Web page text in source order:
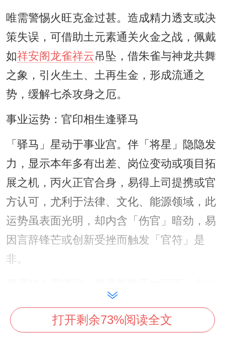
唯需警惕火旺克金过甚。造成精力透支或决
策失误，可借助土元素通关火金之战，佩戴
如祥安阁龙雀祥云吊坠，借朱雀与神龙共舞
之象，引火生土、土再生金，形成流通之
势，缓解七杀攻身之厄。
事业运势：官印相生逢驿马
「驿马」星动于事业宫。伴「将星」隐隐发
力，显示本年多有出差、岗位变动或项目拓
展之机，丙火正官合身，易得上司提携或官
方认可，尤利于法律、文化、能源领域，此
运势虽表面光明，却内含「伤官」暗劲，易
因言辞锋芒或创新受挫而触发「官符」是
非。
「印星」为盾，持续学习提升资质，将压力
转化为职权，结合东北方文昌位摆放
祥安阁
打开剩余73%阅读全文